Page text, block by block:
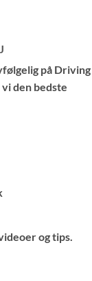
på Driving
den bedste
og tips.